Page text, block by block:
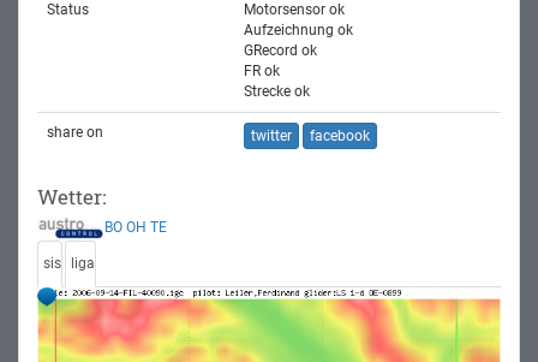
Status
Motorsensor ok
Aufzeichnung ok
GRecord ok
FR ok
Strecke ok
share on twitter facebook
Wetter:
BO OH TE
sis liga